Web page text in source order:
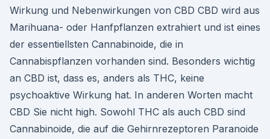
Wirkung und Nebenwirkungen von CBD CBD wird aus
Marihuana- oder Hanfpflanzen extrahiert und ist eines
der essentiellsten Cannabinoide, die in
Cannabispflanzen vorhanden sind. Besonders wichtig
an CBD ist, dass es, anders als THC, keine
psychoaktive Wirkung hat. In anderen Worten macht
CBD Sie nicht high. Sowohl THC als auch CBD sind
Cannabinoide, die auf die Gehirnrezeptoren Paranoide